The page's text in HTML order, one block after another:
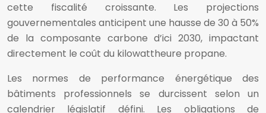
cette fiscalité croissante. Les projections
gouvernementales anticipent une hausse de 30 à 50%
de la composante carbone d’ici 2030, impactant
directement le coût du kilowattheure propane.
Les normes de performance énergétique des
bâtiments professionnels se durcissent selon un
calendrier législatif défini. Les obligations de